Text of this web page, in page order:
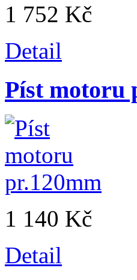
1 752 Kč
Detail
Píst motoru
1 140 Kč
Detail